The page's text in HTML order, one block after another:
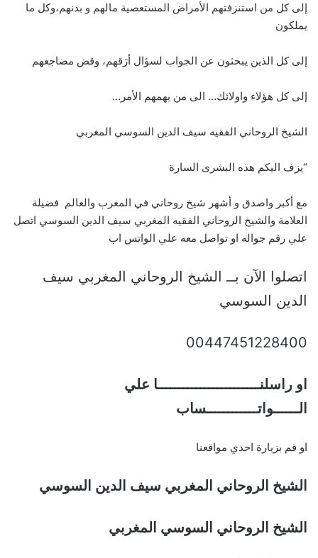
إلى كل من استنزفتهم الأمراض المستعصية مالهم و بدنهم،وكل ما
يملكون
إلى كل الذين يبحثون عن الجواب لسؤال أرَقهم، وقض مضاجعهم
إلى كل هؤلاء واولائك… الى من يهمهم الأمر…
الشيخ الروحاني الفقيه سيف الدين السوسي المغربي
“يزف اليكم هذه البشرى السارة
مع أكبر واصدق و أشهر شيخ روحاني في المغرب والعالم فضيلة
العلامة والشيخ الروحاني الفقيه المغربي سيف الدين السوسي اتصل
علي رقم جواله او تواصل معه علي الواتس اب
اتصلوا الآن بــ الشيخ الروحاني المغربي سيف
الدين السوسي
00447451228400
او راسلنــــــــــــــــــــــــا علي
الــــــواتــــــــــــساب
او قم بزيارة احدي مواقعنا
الشيخ الروحاني المغربي سيف الدين السوسي
الشيخ الروحاني السوسي المغربي